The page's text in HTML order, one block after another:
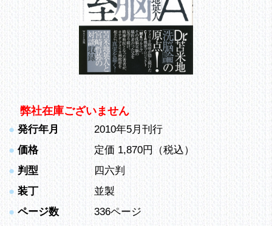
弊社在庫ございません
● 発行年月
2010年5月刊行
● 価格
定価 1,870円（税込）
● 判型
四六判
● 装丁
並製
● ページ数
336ページ